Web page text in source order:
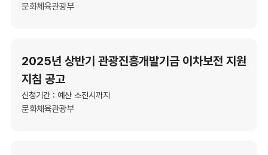
문화체육관광부
2025년 상반기 관광진흥개발기금 이차보전 지원
지침 공고
신청기간 : 예산 소진시까지
문화체육관광부